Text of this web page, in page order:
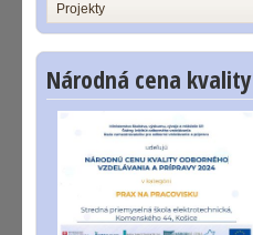
Projekty
Národná cena kvality